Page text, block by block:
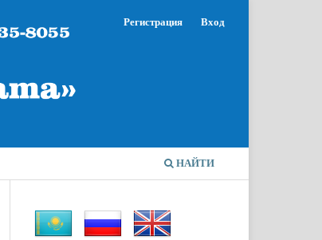
НАЙТИ
Регистрация Вход